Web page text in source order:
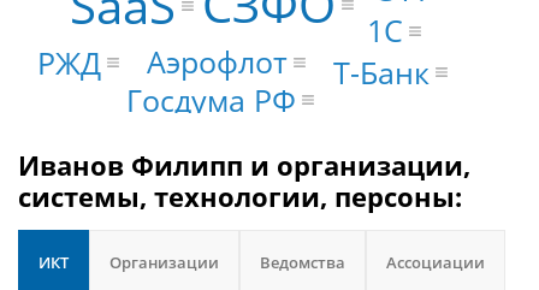
1С
РЖД Аэрофлот Т-Банк
Госдума РФ
Иванов Филипп и организации,
системы, технологии, персоны:
ИКТ Организации Ведомства Ассоциации